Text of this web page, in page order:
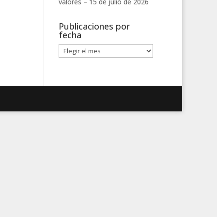
Publicaciones por
fecha
Publicaciones
por